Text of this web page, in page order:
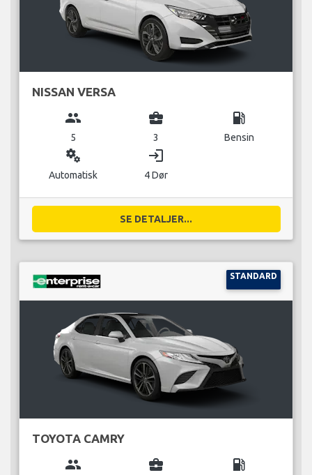
NISSAN VERSA
group
5
business_center
3
local_gas_station
Bensin
miscellaneous_services
Automatisk
login
4 Dør
SE DETALJER...
STANDARD
TOYOTA CAMRY
group business_center local_gas_station